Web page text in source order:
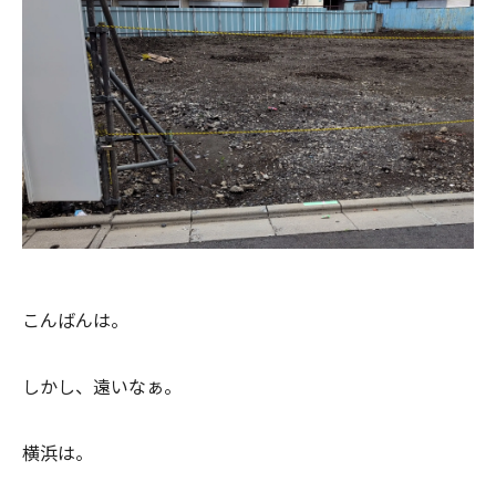
こんばんは。
しかし、遠いなぁ。
横浜は。